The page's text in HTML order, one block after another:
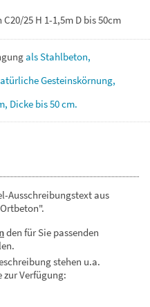
25 H 1-1,5m D bis 50cm
alsStahlbeton,
Gesteinskörnung,
Dicke bis50cm.
Ausschreibungstext aus
den für Sie passenden
stehen u.a.
Verfügung: